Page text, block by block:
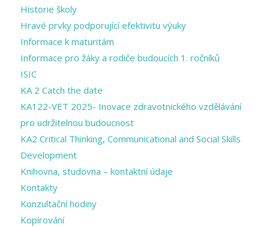
Historie školy
Hravé prvky podporující efektivitu výuky
Informace k maturitám
Informace pro žáky a rodiče budoucích 1. ročníků
ISIC
KA 2 Catch the date
KA122-VET 2025- Inovace zdravotnického vzdělávání
pro udržitelnou budoucnost
KA2 Critical Thinking, Communicational and Social Skills
Development
Knihovna, studovna – kontaktní údaje
Kontakty
Konzultační hodiny
Kopírování